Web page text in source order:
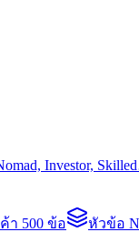
Investor,
า 500 ข้อ หัวข้อ